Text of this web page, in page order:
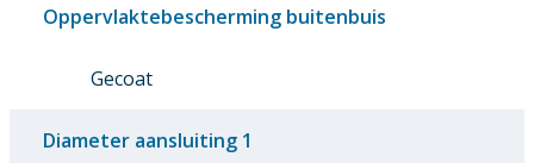
Oppervlaktebescherming buitenbuis
Gecoat
Diameter aansluiting 1